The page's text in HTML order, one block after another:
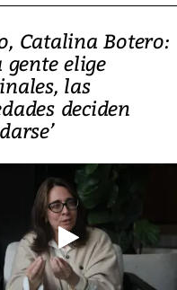
Catalina Botero:
gente elige
las
deciden